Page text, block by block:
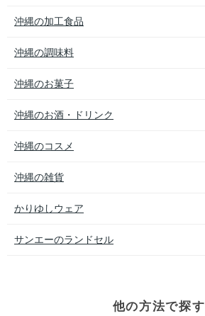
沖縄の加工食品
沖縄の調味料
沖縄のお菓子
沖縄のお酒・ドリンク
沖縄のコスメ
沖縄の雑貨
かりゆしウェア
サンエーのランドセル
他の方法で探す